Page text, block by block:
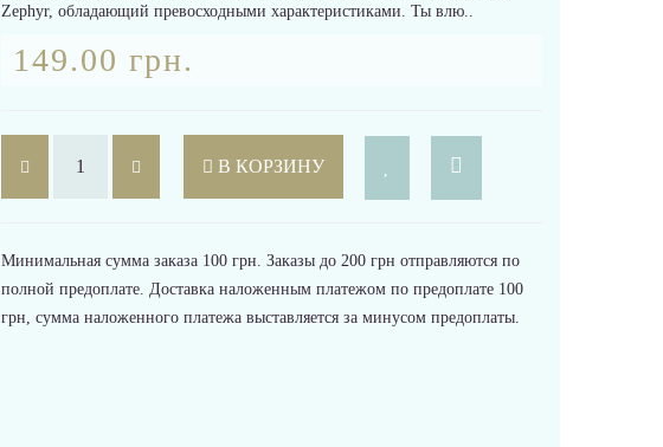
Zephyr, обладающий превосходными характеристиками. Ты влю..
149.00 грн.
В КОРЗИНУ
Минимальная сумма заказа 100 грн. Заказы до 200 грн отправляются по
полной предоплате. Доставка наложенным платежом по предоплате 100
грн, сумма наложенного платежа выставляется за минусом предоплаты.